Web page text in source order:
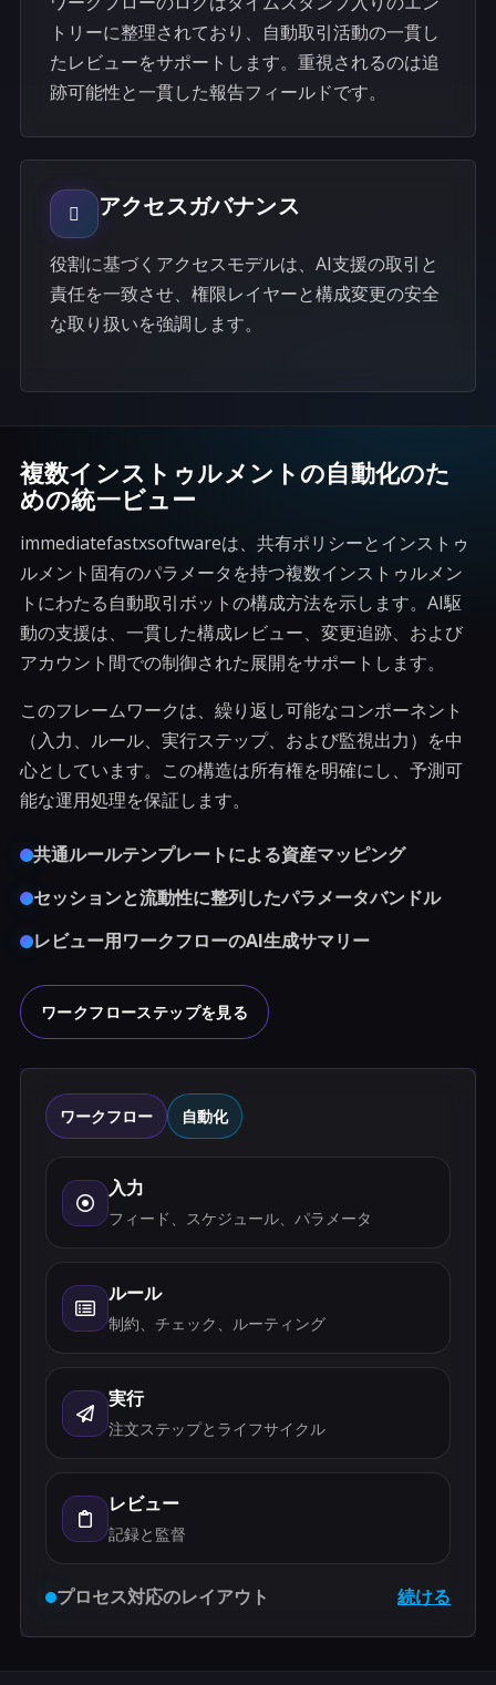
トリーに整理されており、自動取引活動の一貫し
たレビューをサポートします。重視されるのは追
跡可能性と一貫した報告フィールドです。
アクセスガバナンス
役割に基づくアクセスモデルは、AI支援の取引と
責任を一致させ、権限レイヤーと構成変更の安全
な取り扱いを強調します。
複数インストゥルメントの自動化のた
めの統一ビュー
immediatefastxsoftwareは、共有ポリシーとインストゥ
ルメント固有のパラメータを持つ複数インストゥルメン
トにわたる自動取引ボットの構成方法を示します。AI駆
動の支援は、一貫した構成レビュー、変更追跡、および
アカウント間での制御された展開をサポートします。
このフレームワークは、繰り返し可能なコンポーネント
（入力、ルール、実行ステップ、および監視出力）を中
心としています。この構造は所有権を明確にし、予測可
能な運用処理を保証します。
共通ルールテンプレートによる資産マッピング
セッションと流動性に整列したパラメータバンドル
レビュー用ワークフローのAI生成サマリー
ワークフローステップを見る
ワークフロー 自動化
入力
フィード、スケジュール、パラメータ
ルール
制約、チェック、ルーティング
実行
注文ステップとライフサイクル
レビュー
記録と監督
プロセス対応のレイアウト 続ける